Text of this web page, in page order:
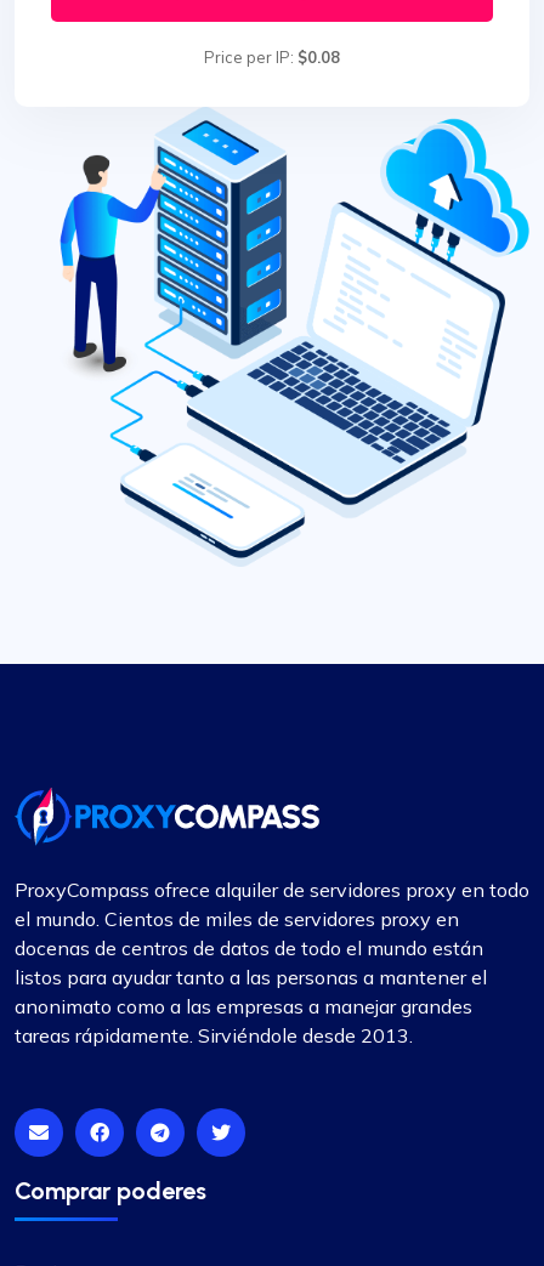
Price per IP: $0.08
ProxyCompass ofrece alquiler de servidores proxy en todo
el mundo. Cientos de miles de servidores proxy en
docenas de centros de datos de todo el mundo están
listos para ayudar tanto a las personas a mantener el
anonimato como a las empresas a manejar grandes
tareas rápidamente. Sirviéndole desde 2013.
Comprar poderes